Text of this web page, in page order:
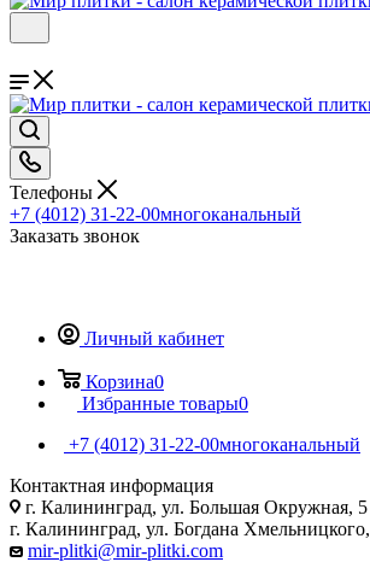
Телефоны
+7 (4012) 31-22-00многоканальный
Заказать звонок
Личный кабинет
Корзина0
Избранные товары0
+7 (4012) 31-22-00многоканальный
Контактная информация
г. Калининград, ул. Большая Окружная, 5
г. Калининград, ул. Богдана
mir-plitki@mir-plitki.com